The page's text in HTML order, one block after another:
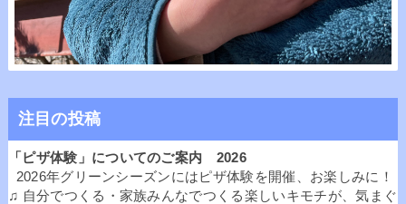
注目の投稿
「ピザ体験」についてのご案内 2026
2026年グリーンシーズンにはピザ体験を開催、お楽しみに！
♫ 自分でつくる・家族みんなでつくる楽しいキモチが、気まぐ